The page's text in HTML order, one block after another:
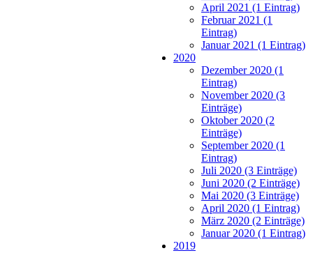
April 2021 (1 Eintrag)
Februar 2021 (1
Eintrag)
Januar 2021 (1 Eintrag)
2020
Dezember 2020 (1
Eintrag)
November 2020 (3
Einträge)
Oktober 2020 (2
Einträge)
September 2020 (1
Eintrag)
Juli 2020 (3 Einträge)
Juni 2020 (2 Einträge)
Mai 2020 (3 Einträge)
April 2020 (1 Eintrag)
März 2020 (2 Einträge)
Januar 2020 (1 Eintrag)
2019